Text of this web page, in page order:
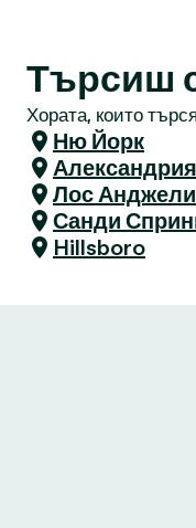
Търсиш
Хората, които
Ню Йорк
Александрия
Лос
Санди
Hillsboro